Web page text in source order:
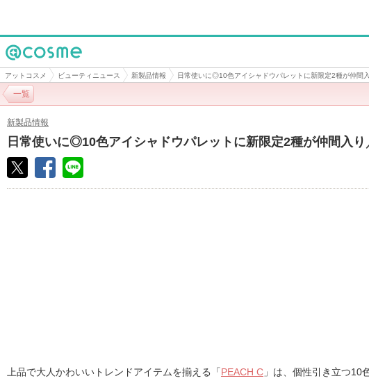
@cosme
アットコスメ ビューティニュース 新製品情報 日常使いに◎10色アイシャドウパレットに新限定2種が仲間
一覧
新製品情報
日常使いに◎10色アイシャドウパレットに新限定2種が仲間入り
上品で大人かわいいトレンドアイテムを揃える「PEACH C 」は、個性引き立つ10